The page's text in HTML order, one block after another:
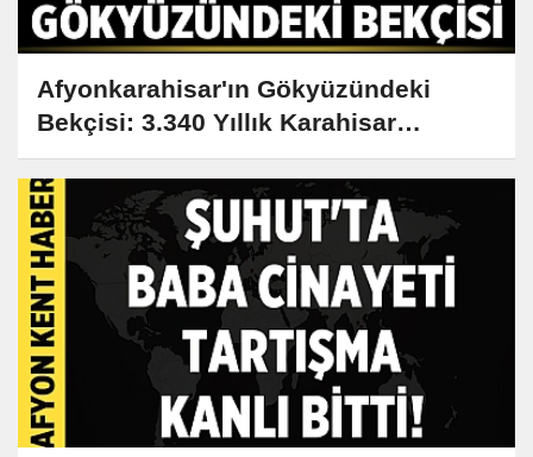
Afyonkarahisar'ın Gökyüzündeki
Bekçisi: 3.340 Yıllık Karahisar
Kalesi'nin Sırları